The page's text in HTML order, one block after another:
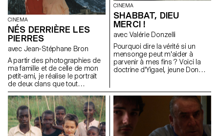
CINEMA
NÉS DERRIÈRE LES
PIERRES
avec Jean-Stéphane Bron
A partir des photographies de
ma famille et de celle de mon
petit-ami, je réalise le portrait
de deux clans que tout
oppose. Et entre les deux: moi.
CINEMA
SHABBAT, DIEU
MERCI !
avec Valérie Donzelli
Pourquoi dire la vérité si un
mensonge peut m'aider à
parvenir à mes fins ? Voici la
doctrine d'Yigael, jeune Don
un art.